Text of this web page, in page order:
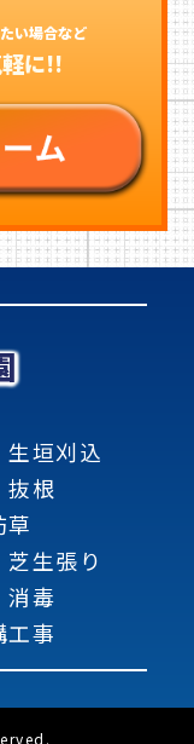
い場合など
に!!
生垣刈込
抜根
草
生張り
消毒
工事